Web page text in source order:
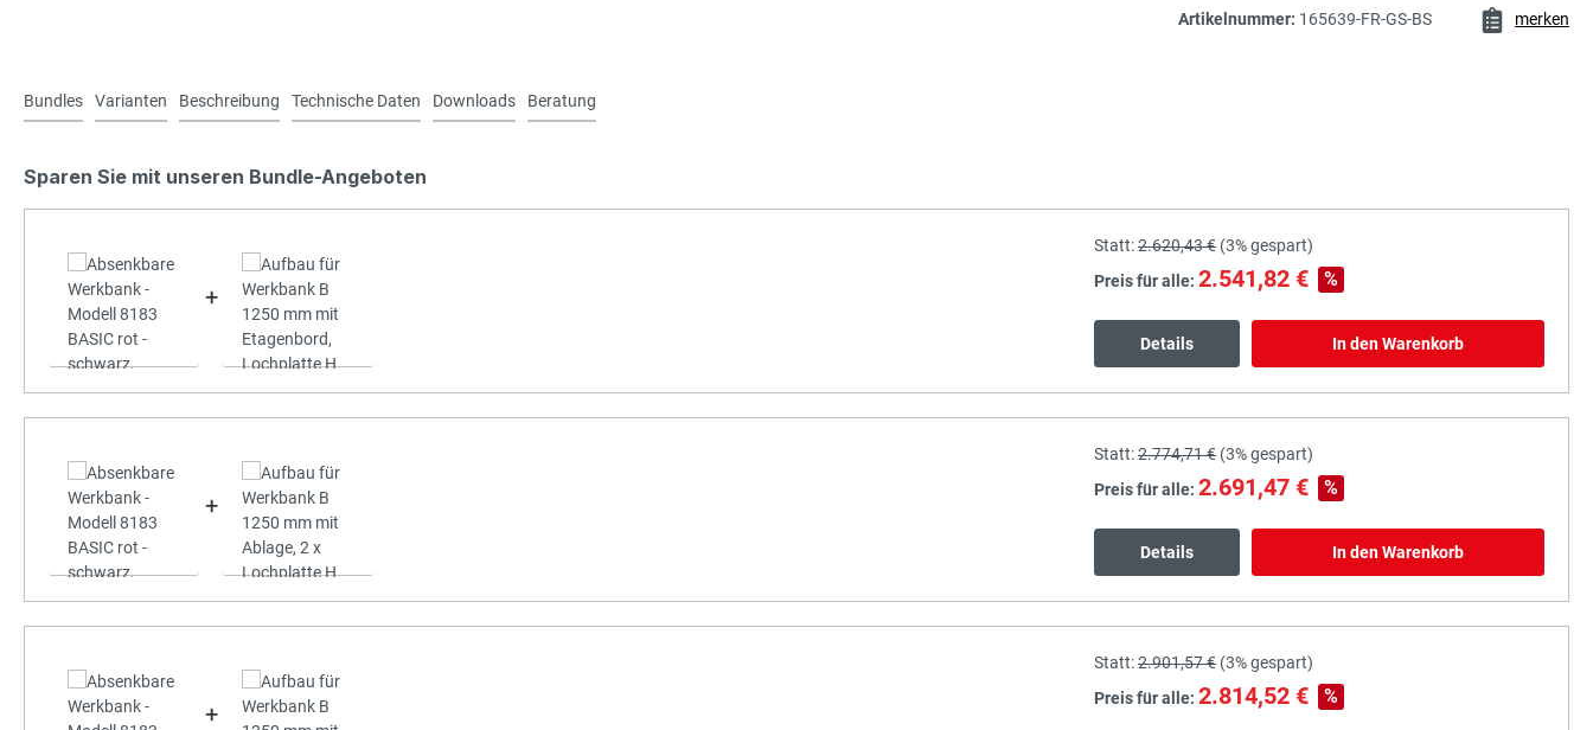
Artikelnummer: 165639-FR-GS-BS merken
Bundles Varianten Beschreibung Technische Daten Downloads Beratung
Sparen Sie mit unseren Bundle-Angeboten
+
Statt:2.620,43 € (3%gespart)
Preis für alle: 2.541,82 € %
Details In den Warenkorb
+
Statt:2.774,71 € (3%gespart)
Preis für alle: 2.691,47 € %
Details In den Warenkorb
+
Statt:2.901,57 € (3%gespart)
Preis für alle: 2.814,52 € %